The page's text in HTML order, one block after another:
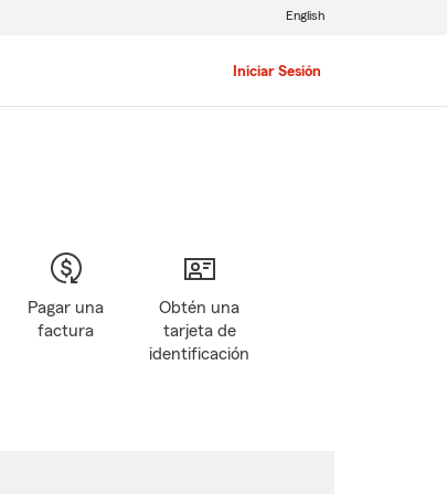
Iniciar Sesión
English
Pagar una
factura
Obtén una
tarjeta de
identificación